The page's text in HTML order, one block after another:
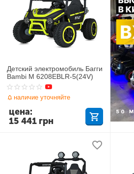
Детский электромобиль Багги
Bambi M 6208EBLR-5(24V)
наличие уточняйте
15 441 грн
цена: